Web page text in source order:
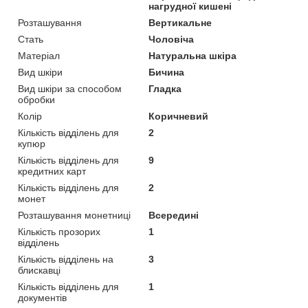
нагрудної кишені
Розташування
Вертикальне
Стать
Чоловіча
Матеріал
Натуральна шкіра
Вид шкіри
Бичина
Вид шкіри за способом
обробки
Гладка
Колір
Коричневий
Кількість відділень для
купюр
2
Кількість відділень для
кредитних карт
9
Кількість відділень для
монет
2
Розташування монетниці
Всередині
Кількість прозорих
відділень
1
Кількість відділень на
блискавці
3
Кількість відділень для
документів
1